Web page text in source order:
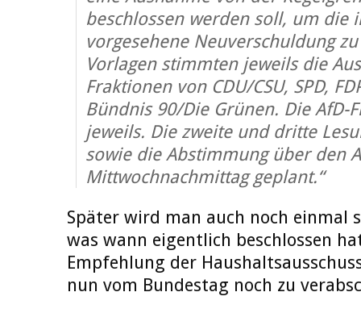
beschlossen werden soll, um die
vorgesehene Neuverschuldung
Vorlagen stimmten jeweils die
Fraktionen von CDU/CSU, SPD,
Bündnis 90/Die Grünen. Die AfD-
jeweils. Die zweite und dritte
sowie die Abstimmung über den
Mittwochnachmittag geplant.“
Später wird man auch noch einmal
was wann eigentlich beschlossen
Empfehlung der
nun vom Bundestag noch zu